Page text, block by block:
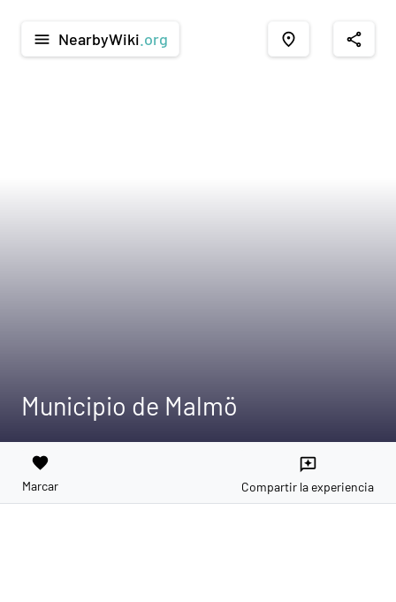
menu NearbyWiki .org place share
Municipio de Malmö
favorite
Marcar
reviews
Compartir la experiencia